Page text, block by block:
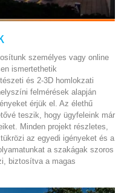
személyes vagy online
ismertethetik
és 2-3D homlokzati
felmérések alapján
érjük el. Az élethű
teszik, hogy ügyfeleink már
Minden projekt részletes,
az egyedi igényeket és a
a szakágak szoros
biztosítva a magas